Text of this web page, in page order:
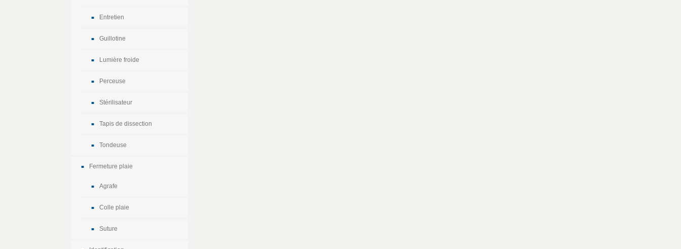
Entretien
Guillotine
Lumière froide
Perceuse
Stérilisateur
Tapis de dissection
Tondeuse
Fermeture plaie
Agrafe
Colle plaie
Suture